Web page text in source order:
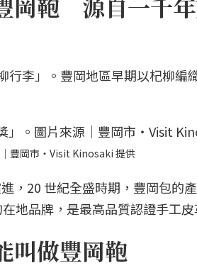
行李」。豐岡地區早期以杞柳編
豐岡市・Visit Kinosaki 提供
，20 世紀全盛時期，豐岡包的
地品牌，是最高品質認證手工皮
叫做豐岡鞄